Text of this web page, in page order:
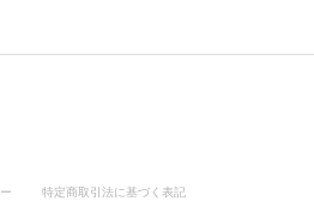
特定商取引法に基づく表記